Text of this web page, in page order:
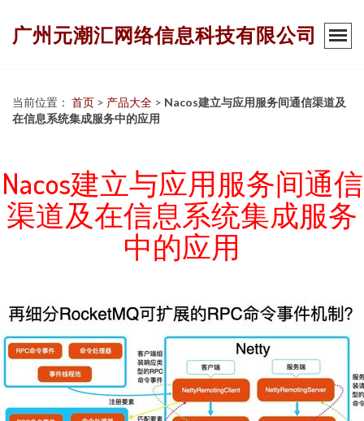
广州元潮汇网络信息科技有限公司
当前位置： 首页 > 产品大全 > Nacos建立与应用服务间通信渠道及
在信息系统集成服务中的应用
Nacos建立与应用服务间通信
渠道及在信息系统集成服务
中的应用